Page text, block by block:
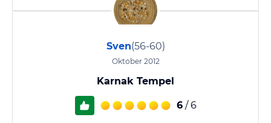
Sven(56-60)
Oktober 2012
Karnak Tempel
6 / 6